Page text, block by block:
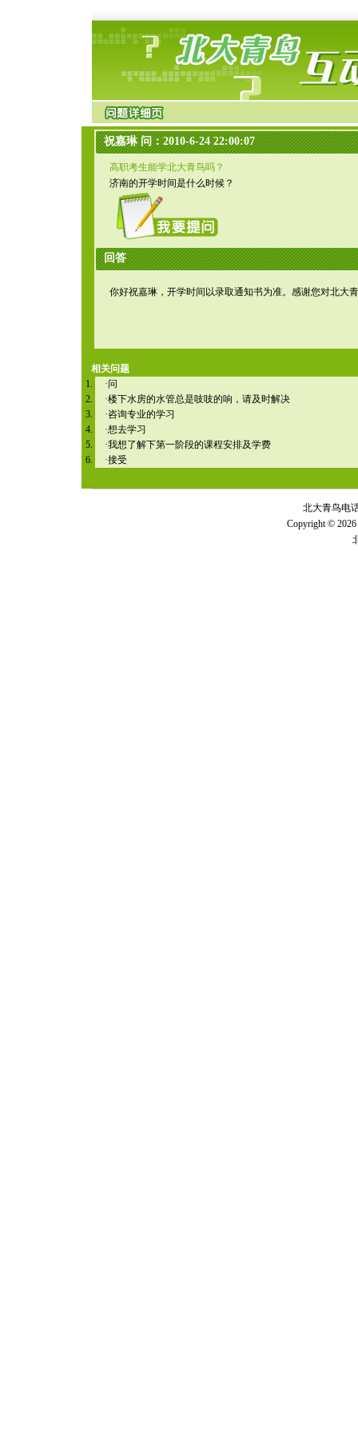
祝嘉琳 问：2010-6-24 22:00:07
高职考生能学北大青鸟吗？
济南的开学时间是什么时候？
回答
你好祝嘉琳，开学时间以录取通知书为准。感谢您对北大
相关问题
·问
·楼下水房的水管总是吱吱的响，请及时解决
·咨询专业的学习
·想去学习
·我想了解下第一阶段的课程安排及学费
·接受
北大青鸟电
Copyright © 2026